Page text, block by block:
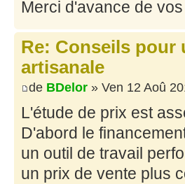
Merci d'avance de
Re: Conseils pour
artisanale
de BDelor » Ven 12 Aoû
L'étude de prix est
D'abord le
un outil de travail
un prix de vente plus